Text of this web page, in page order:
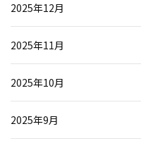
2025年12月
2025年11月
2025年10月
2025年9月